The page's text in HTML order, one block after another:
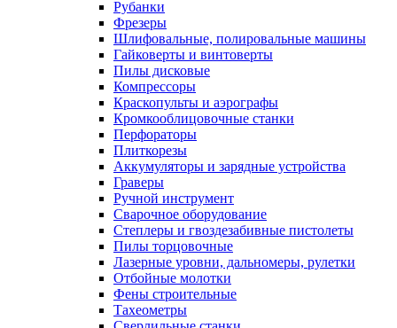
Рубанки
Фрезеры
Шлифовальные, полировальные машины
Гайковерты и винтоверты
Пилы дисковые
Компрессоры
Краскопульты и аэрографы
Кромкооблицовочные станки
Перфораторы
Плиткорезы
Аккумуляторы и зарядные устройства
Граверы
Ручной инструмент
Сварочное оборудование
Степлеры и гвоздезабивные пистолеты
Пилы торцовочные
Лазерные уровни, дальномеры, рулетки
Отбойные молотки
Фены строительные
Тахеометры